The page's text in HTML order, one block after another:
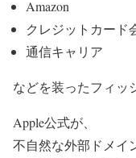
Amazon
クレジットカード
通信キャリア
などを装ったフィッ
Apple公式が、
不自然な外部ドメイ